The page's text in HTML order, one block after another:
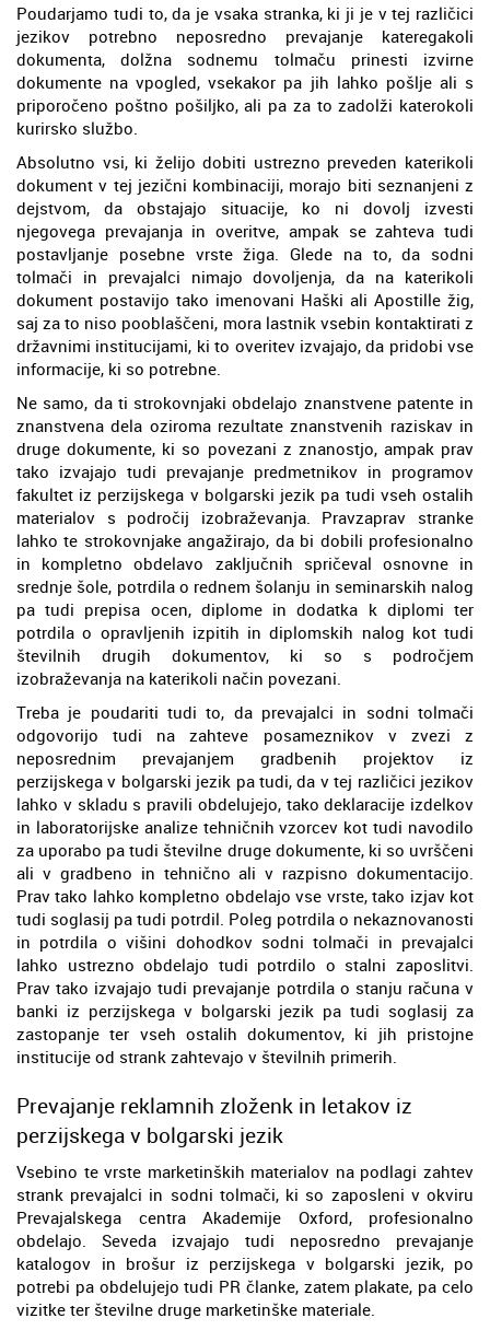
Poudarjamo tudi to, da je vsaka stranka, ki ji je v tej različici
jezikov potrebno neposredno prevajanje kateregakoli
dokumenta, dolžna sodnemu tolmaču prinesti izvirne
dokumente na vpogled, vsekakor pa jih lahko pošlje ali s
priporočeno poštno pošiljko, ali pa za to zadolži katerokoli
kurirsko službo.
Absolutno vsi, ki želijo dobiti ustrezno preveden katerikoli
dokument v tej jezični kombinaciji, morajo biti seznanjeni z
dejstvom, da obstajajo situacije, ko ni dovolj izvesti
njegovega prevajanja in overitve, ampak se zahteva tudi
postavljanje posebne vrste žiga. Glede na to, da sodni
tolmači in prevajalci nimajo dovoljenja, da na katerikoli
dokument postavijo tako imenovani Haški ali Apostille žig,
saj za to niso pooblaščeni, mora lastnik vsebin kontaktirati z
državnimi institucijami, ki to overitev izvajajo, da pridobi vse
informacije, ki so potrebne.
Ne samo, da ti strokovnjaki obdelajo znanstvene patente in
znanstvena dela oziroma rezultate znanstvenih raziskav in
druge dokumente, ki so povezani z znanostjo, ampak prav
tako izvajajo tudi prevajanje predmetnikov in programov
fakultet iz perzijskega v bolgarski jezik pa tudi vseh ostalih
materialov s področij izobraževanja. Pravzaprav stranke
lahko te strokovnjake angažirajo, da bi dobili profesionalno
in kompletno obdelavo zaključnih spričeval osnovne in
srednje šole, potrdila o rednem šolanju in seminarskih nalog
pa tudi prepisa ocen, diplome in dodatka k diplomi ter
potrdila o opravljenih izpitih in diplomskih nalog kot tudi
številnih drugih dokumentov, ki so s področjem
izobraževanja na katerikoli način povezani.
Treba je poudariti tudi to, da prevajalci in sodni tolmači
odgovorijo tudi na zahteve posameznikov v zvezi z
neposrednim prevajanjem gradbenih projektov iz
perzijskega v bolgarski jezik pa tudi, da v tej različici jezikov
lahko v skladu s pravili obdelujejo, tako deklaracije izdelkov
in laboratorijske analize tehničnih vzorcev kot tudi navodilo
za uporabo pa tudi številne druge dokumente, ki so uvrščeni
ali v gradbeno in tehnično ali v razpisno dokumentacijo.
Prav tako lahko kompletno obdelajo vse vrste, tako izjav kot
tudi soglasij pa tudi potrdil. Poleg potrdila o nekaznovanosti
in potrdila o višini dohodkov sodni tolmači in prevajalci
lahko ustrezno obdelajo tudi potrdilo o stalni zaposlitvi.
Prav tako izvajajo tudi prevajanje potrdila o stanju računa v
banki iz perzijskega v bolgarski jezik pa tudi soglasij za
zastopanje ter vseh ostalih dokumentov, ki jih pristojne
institucije od strank zahtevajo v številnih primerih.
Prevajanje reklamnih zloženk in letakov iz
perzijskega v bolgarski jezik
Vsebino te vrste marketinških materialov na podlagi zahtev
strank prevajalci in sodni tolmači, ki so zaposleni v okviru
Prevajalskega centra Akademije Oxford, profesionalno
obdelajo. Seveda izvajajo tudi neposredno prevajanje
katalogov in brošur iz perzijskega v bolgarski jezik, po
potrebi pa obdelujejo tudi PR članke, zatem plakate, pa celo
vizitke ter številne druge marketinške materiale.